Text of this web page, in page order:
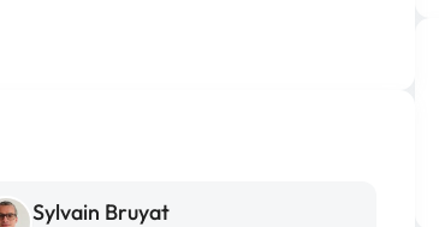
Sylvain Bruyat